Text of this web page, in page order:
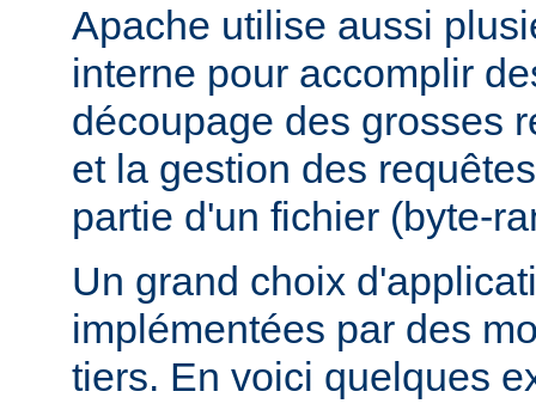
Apache utilise aussi
interne pour accomplir
découpage des grosses
et la gestion des
partie d'un fichier (byte-
Un grand choix
implémentées par des
tiers. En voici quelques